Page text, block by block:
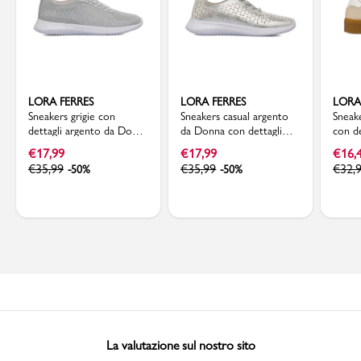
LORA FERRES
Sneakers grigie con
dettagli argento da Donna
in tessuto Lora Ferres
€17,99
€35,99 -50%
LORA FERRES
Sneakers casual argento
da Donna con dettagli
traforati Lora Ferres
€17,99
€35,99 -50%
con
€
€
La valutazione sul nostro sito